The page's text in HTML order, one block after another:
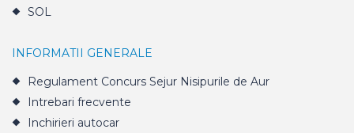
SOL
INFORMATII GENERALE
Regulament Concurs Sejur Nisipurile de Aur
Intrebari frecvente
Inchirieri autocar